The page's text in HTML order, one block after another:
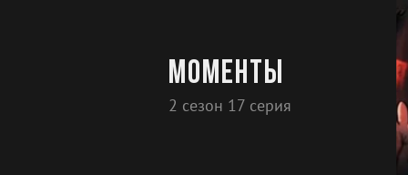
Моменты
2 сезон 17 серия